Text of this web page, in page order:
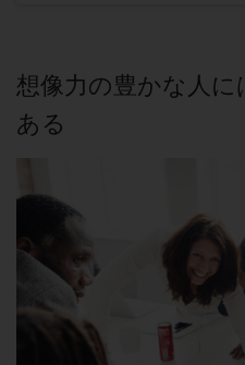
想像力の豊かな人
ある